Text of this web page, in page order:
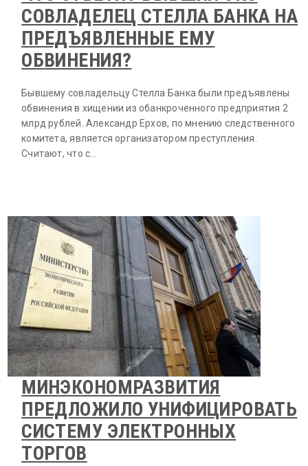
СОВЛАДЕЛЕЦ СТЕЛЛА БАНКА НА
ПРЕДЪЯВЛЕННЫЕ ЕМУ
ОБВИНЕНИЯ?
Бывшему совладельцу Стелла Банка были предъявлены
обвинения в хищении из обанкроченного предприятия 2
млрд рублей. Александр Ерхов, по мнению следственного
комитета, является организатором преступления.
Считают, что с…
МИНЭКОНОМРАЗВИТИЯ
ПРЕДЛОЖИЛО УНИФИЦИРОВАТЬ
СИСТЕМУ ЭЛЕКТРОННЫХ
ТОРГОВ